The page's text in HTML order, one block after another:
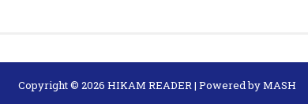
Copyright © 2026 HIKAM READER| Powered byMASH